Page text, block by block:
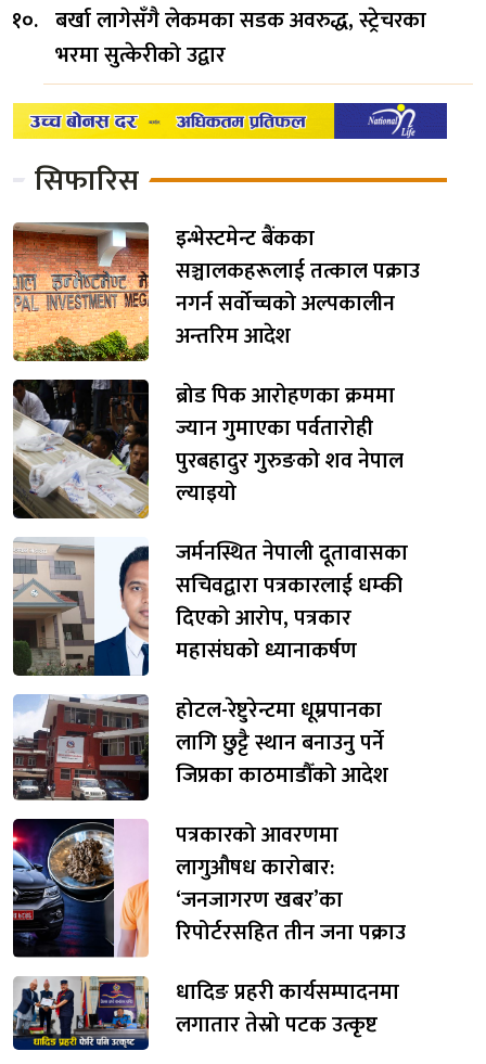
बर्खा लागेसँगै लेकमका सडक अवरुद्ध, स्ट्रेचरका
भरमा सुत्केरीको उद्वार
सिफारिस
इन्भेस्टमेन्ट बैंकका
सञ्चालकहरूलाई तत्काल पक्राउ
नगर्न सर्वोच्चको अल्पकालीन
अन्तरिम आदेश
ब्रोड पिक आरोहणका क्रममा
ज्यान गुमाएका पर्वतारोही
पुरबहादुर गुरुङको शव नेपाल
ल्याइयो
जर्मनस्थित नेपाली दूतावासका
सचिवद्वारा पत्रकारलाई धम्की
दिएको आरोप, पत्रकार
महासंघको ध्यानाकर्षण
होटल-रेष्टुरेन्टमा धूम्रपानका
लागि छुट्टै स्थान बनाउनु पर्ने
जिप्रका काठमाडौँको आदेश
पत्रकारको आवरणमा
लागुऔषध कारोबार:
‘जनजागरण खबर’का
रिपोर्टरसहित तीन जना पक्राउ
धादिङ प्रहरी कार्यसम्पादनमा
लगातार तेस्रो पटक उत्कृष्ट